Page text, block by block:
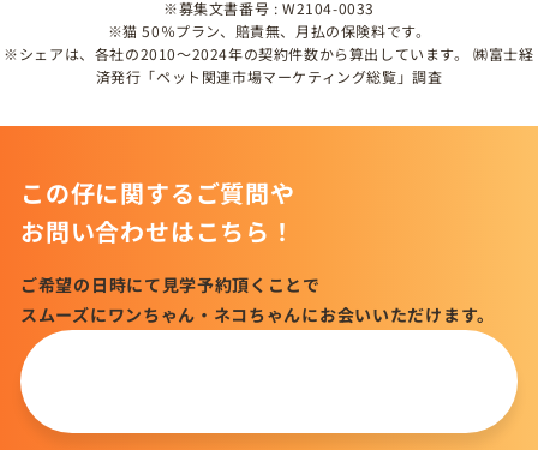
※募集文書番号 : W2104-0033
※猫 50％プラン、賠責無、月払の保険料です。
※シェアは、各社の2010～2024年の契約件数から算出しています。 ㈱富士経
済発行「ペット関連市場マーケティング総覧」調査
この仔に関するご質問や
お問い合わせはこちら！
ご希望の日時にて見学予約頂くことで
スムーズにワンちゃん・ネコちゃんにお会いいただけます。